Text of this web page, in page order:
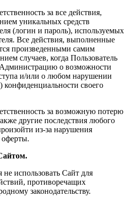
за все действия,
уникальных средств
(логин и пароль), используемых
Все действия, выполненные
произведенными самим
случаев, когда Пользователь
о возможности
и/или о любом нарушении
своего
за возможную потерю
другие последствия любого
из-за нарушения
не использовать Сайт для
противоречащих
законодательству.